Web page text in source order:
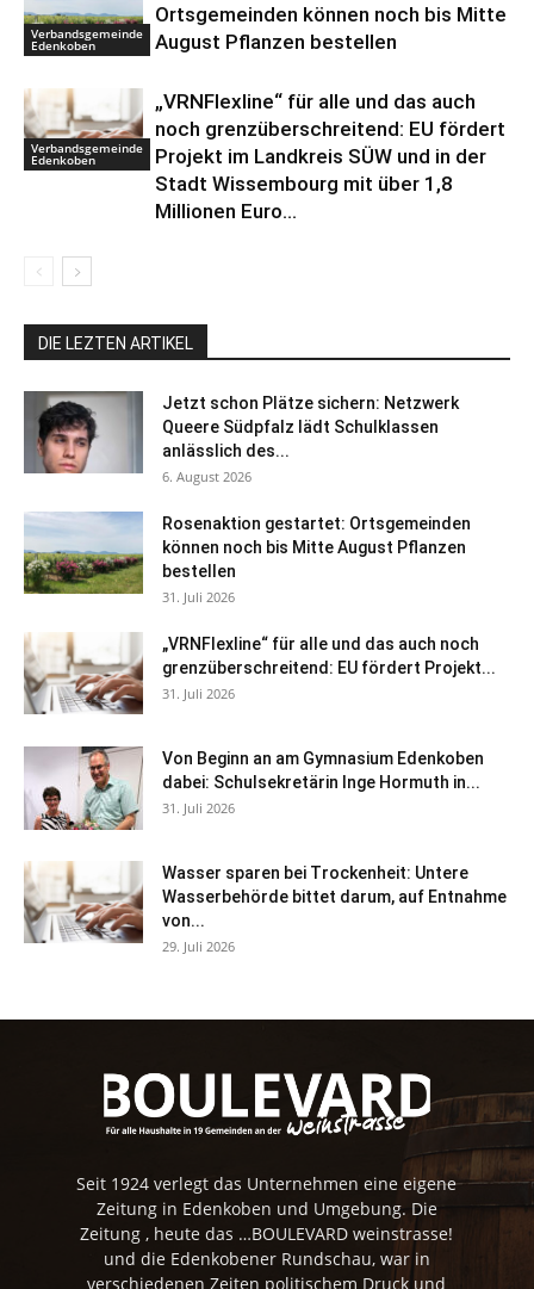
Verbandsgemeinde
Edenkoben
Ortsgemeinden können noch bis Mitte
August Pflanzen bestellen
Verbandsgemeinde
Edenkoben
„VRNFlexline“ für alle und das auch
noch grenzüberschreitend: EU fördert
Projekt im Landkreis SÜW und in der
Stadt Wissembourg mit über 1,8
Millionen Euro...
DIE LEZTEN ARTIKEL
Jetzt schon Plätze sichern: Netzwerk
Queere Südpfalz lädt Schulklassen
anlässlich des...
6. August 2026
Rosenaktion gestartet: Ortsgemeinden
können noch bis Mitte August Pflanzen
bestellen
31. Juli 2026
„VRNFlexline“ für alle und das auch noch
grenzüberschreitend: EU fördert Projekt...
31. Juli 2026
Von Beginn an am Gymnasium Edenkoben
dabei: Schulsekretärin Inge Hormuth in...
31. Juli 2026
Wasser sparen bei Trockenheit: Untere
Wasserbehörde bittet darum, auf Entnahme
von...
29. Juli 2026
Seit 1924 verlegt das Unternehmen eine eigene
Zeitung in Edenkoben und Umgebung. Die
Zeitung , heute das …BOULEVARD weinstrasse!
und die Edenkobener Rundschau, war in
verschiedenen Zeiten politischem Druck und